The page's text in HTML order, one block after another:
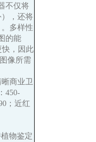
不仅将
，还将
多样性
的能
快，因此
像所需
商业卫
450-
；近红
物鉴定